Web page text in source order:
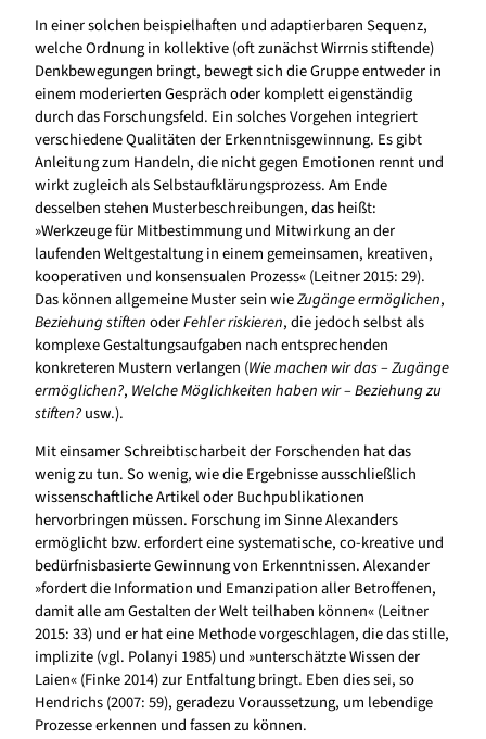
In einer solchen beispielhaften und adaptierbaren Sequenz,
welche Ordnung in kollektive (oft zunächst Wirrnis stiftende)
Denkbewegungen bringt, bewegt sich die Gruppe entweder in
einem moderierten Gespräch oder komplett eigenständig
durch das Forschungsfeld. Ein solches Vorgehen integriert
verschiedene Qualitäten der Erkenntnisgewinnung. Es gibt
Anleitung zum Handeln, die nicht gegen Emotionen rennt und
wirkt zugleich als Selbstaufklärungsprozess. Am Ende
desselben stehen Musterbeschreibungen, das heißt:
»Werkzeuge für Mitbestimmung und Mitwirkung an der
laufenden Weltgestaltung in einem gemeinsamen, kreativen,
kooperativen und konsensualen Prozess« (Leitner 2015: 29).
Das können allgemeine Muster sein wieZugänge ermöglichen,
Beziehung stiftenoderFehler riskieren, die jedoch selbst als
komplexe Gestaltungsaufgaben nach entsprechenden
konkreteren Mustern verlangen (Wie machen wir das – Zugänge
ermöglichen?, Welche Möglichkeiten haben wir – Beziehung zu
stiften?usw.).
Mit einsamer Schreibtischarbeit der Forschenden hat das
wenig zu tun. So wenig, wie die Ergebnisse ausschließlich
wissenschaftliche Artikel oder Buchpublikationen
hervorbringen müssen. Forschung im Sinne Alexanders
ermöglicht bzw. erfordert eine systematische, co-kreative und
bedürfnisbasierte Gewinnung von Erkenntnissen. Alexander
»fordert die Information und Emanzipation aller Betroffenen,
damit alle am Gestalten der Welt teilhaben können« (Leitner
2015: 33) und er hat eine Methode vorgeschlagen, die das stille,
implizite (vgl. Polanyi 1985) und »unterschätzte Wissen der
Laien« (Finke 2014) zur Entfaltung bringt. Eben dies sei, so
Hendrichs (2007: 59), geradezu Voraussetzung, um lebendige
Prozesse erkennen und fassen zu können.